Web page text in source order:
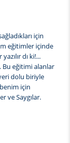
için
eğitimler içinde
dı ki!...
Bu eğitimi alanlar
dolu biriyle
için
ve Saygılar.